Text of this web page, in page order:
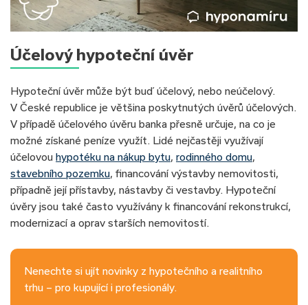
Účelový hypoteční úvěr
Hypoteční úvěr může být buď účelový, nebo neúčelový.
V České republice je většina poskytnutých úvěrů účelových.
V případě účelového úvěru banka přesně určuje, na co je
možné získané peníze využít. Lidé nejčastěji využívají
účelovou hypotéku na nákup bytu, rodinného domu,
stavebního pozemku, financování výstavby nemovitosti,
případně její přístavby, nástavby či vestavby. Hypoteční
úvěry jsou také často využívány k financování rekonstrukcí,
modernizací a oprav starších nemovitostí.
Nenechte si ujít novinky z hypotečního a realitního
trhu – pro kupující i profesionály.